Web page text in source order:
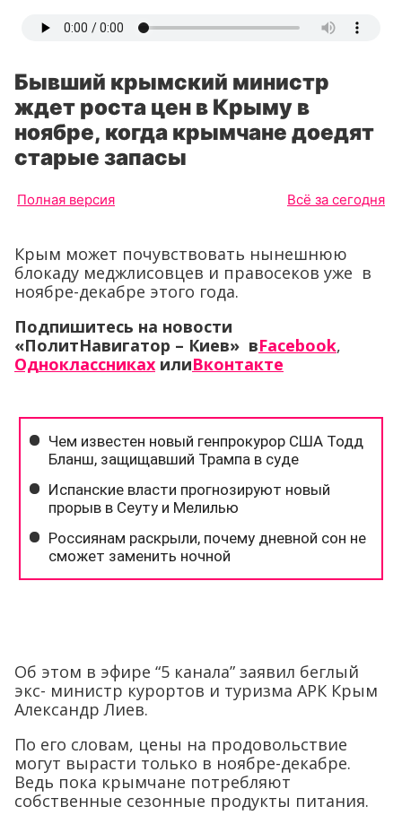
Бывший крымский министр
ждет роста цен в Крыму в
ноябре, когда крымчане доедят
старые запасы
Полная версия Всё за сегодня
Крым может почувствовать нынешнюю
блокаду меджлисовцев и правосеков уже в
ноябре-декабре этого года.
Подпишитесь на новости
«ПолитНавигатор – Киев» вFacebook,
Одноклассниках илиВконтакте
Об этом в эфире “5 канала” заявил беглый
экс- министр курортов и туризма АРК Крым
Александр Лиев.
По его словам, цены на продовольствие
могут вырасти только в ноябре-декабре.
Ведь пока крымчане потребляют
собственные сезонные продукты питания.